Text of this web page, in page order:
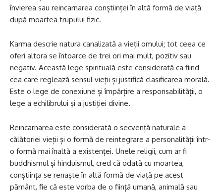
învierea sau reincarnarea conștiinței în altă formă de viață
după moartea trupului fizic.
Karma descrie natura canalizată a vieții omului; tot ceea ce
oferi altora se întoarce de trei ori mai mult, pozitiv sau
negativ. Această lege spirituală este considerată ca fiind
cea care reglează sensul vieții și justifică clasificarea morală.
Este o lege de conexiune și împărțire a responsabilității, o
lege a echilibrului și a justiției divine.
Reincarnarea este considerată o secvență naturale a
călătoriei vieții și o formă de reintegrare a personalității într-
o formă mai înaltă a existenței. Unele religii, cum ar fi
buddhismul și hinduismul, cred că odată cu moartea,
conștiința se renaște în altă formă de viață pe acest
pământ, fie că este vorba de o ființă umană, animală sau